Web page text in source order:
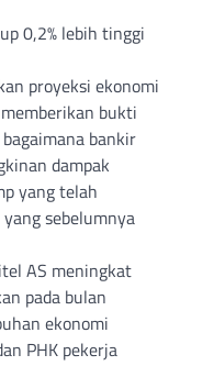
0,2% lebih tinggi
proyeksi ekonomi
bukti
bankir
dampak
yang telah
sebelumnya
AS meningkat
pada bulan
ekonomi
PHK pekerja